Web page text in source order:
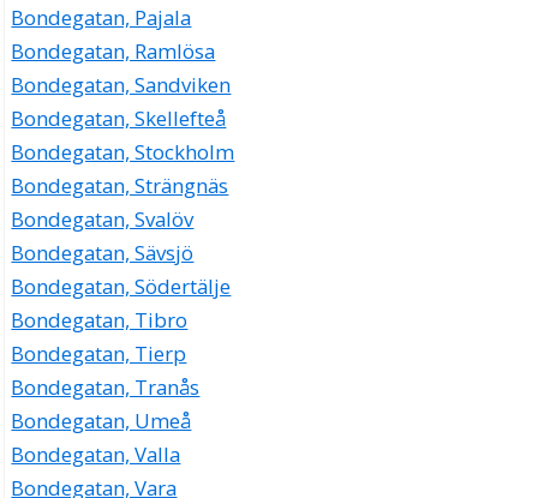
Bondegatan, Pajala
Bondegatan, Ramlösa
Bondegatan, Sandviken
Bondegatan, Skellefteå
Bondegatan, Stockholm
Bondegatan, Strängnäs
Bondegatan, Svalöv
Bondegatan, Sävsjö
Bondegatan, Södertälje
Bondegatan, Tibro
Bondegatan, Tierp
Bondegatan, Tranås
Bondegatan, Umeå
Bondegatan, Valla
Bondegatan, Vara